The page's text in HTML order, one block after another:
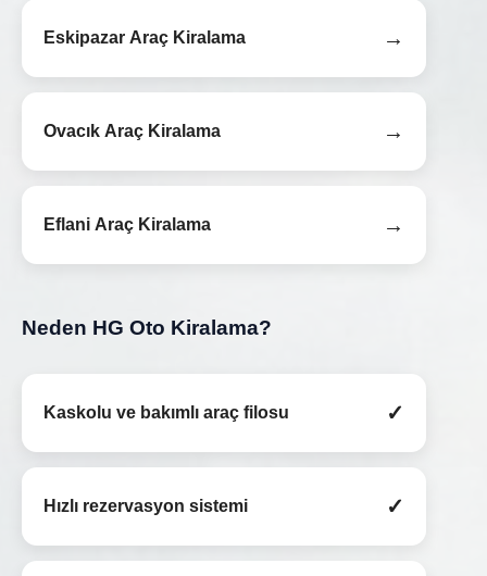
Eskipazar Araç Kiralama →
Ovacık Araç Kiralama →
Eflani Araç Kiralama →
Neden HG Oto Kiralama?
Kaskolu ve bakımlı araç filosu ✓
Hızlı rezervasyon sistemi ✓